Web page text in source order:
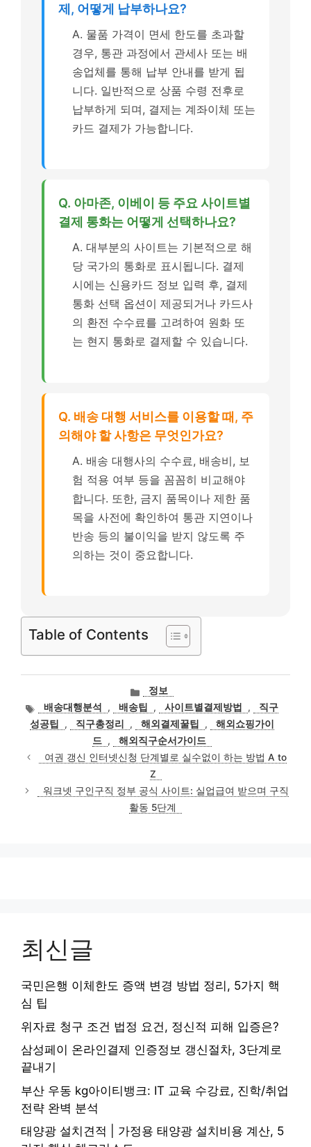
제, 어떻게 납부하나요?
A. 물품 가격이 면세 한도를 초과할
경우, 통관 과정에서 관세사 또는 배
송업체를 통해 납부 안내를 받게 됩
니다. 일반적으로 상품 수령 전후로
납부하게 되며, 결제는 계좌이체 또는
카드 결제가 가능합니다.
Q. 아마존, 이베이 등 주요 사이트별
결제 통화는 어떻게 선택하나요?
A. 대부분의 사이트는 기본적으로 해
당 국가의 통화로 표시됩니다. 결제
시에는 신용카드 정보 입력 후, 결제
통화 선택 옵션이 제공되거나 카드사
의 환전 수수료를 고려하여 원화 또
는 현지 통화로 결제할 수 있습니다.
Q. 배송 대행 서비스를 이용할 때, 주
의해야 할 사항은 무엇인가요?
A. 배송 대행사의 수수료, 배송비, 보
험 적용 여부 등을 꼼꼼히 비교해야
합니다. 또한, 금지 품목이나 제한 품
목을 사전에 확인하여 통관 지연이나
반송 등의 불이익을 받지 않도록 주
의하는 것이 중요합니다.
Table of Contents
카
테
고
리
정보
태
그
배송대행분석 , 배송팁 , 사이트별결제방법 ,
직구
성공팁
, 직구총정리 , 해외결제꿀팁 ,
해외쇼핑가이
드 ,
해외직구순서가이드
여권 갱신 인터넷신청 단계별로 실수없이 하는 방법 A to
Z
워크넷 구인구직 정부 공식 사이트: 실업급여 받으며 구직
활동 5단계
최신글
국민은행 이체한도 증액 변경 방법 정리, 5가지 핵
심 팁
위자료 청구 조건 법정 요건, 정신적 피해 입증은?
삼성페이 온라인결제 인증정보 갱신절차, 3단계로
끝내기
부산 우동 kg아이티뱅크: IT 교육 수강료, 진학/취업
전략 완벽 분석
태양광 설치견적 | 가정용 태양광 설치비용 계산, 5